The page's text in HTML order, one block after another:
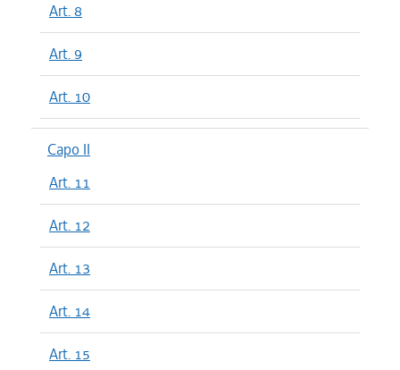
Art. 8
Art. 9
Art. 10
Capo II
Art. 11
Art. 12
Art. 13
Art. 14
Art. 15